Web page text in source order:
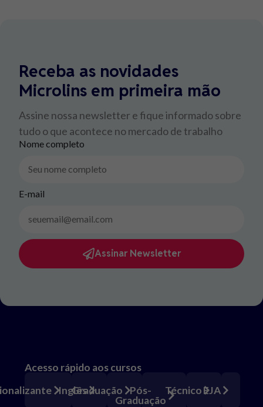
Receba as novidades
Microlins em primeira mão
Assine nossa newsletter e fique informado sobre
tudo o que acontece no mercado de trabalho
Nome completo
E-mail
Assinar Newsletter
Acesso rápido aos cursos
Inglês
Graduação
Pós-
Graduação
TécnicoEJA